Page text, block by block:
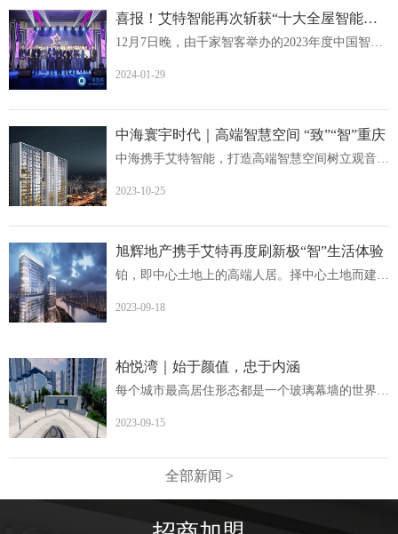
喜报！艾特智能再次斩获“十大全屋智能家居品牌
2024-01-29
中海寰宇时代｜高端智慧空间 “致”“智”重庆
2023-10-25
旭辉地产携手艾特再度刷新极“智”生活体验
2023-09-18
柏悦湾｜始于颜值，忠于内涵
2023-09-15
全部新闻 >